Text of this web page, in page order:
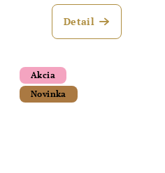
Detail
Akcia
Novinka